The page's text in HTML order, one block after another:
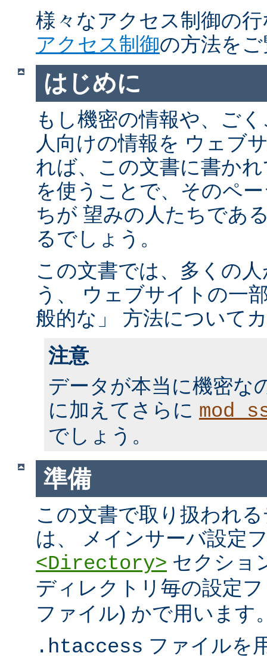
様々なアクセス制御の
アクセス制御の方法を
はじめに
もし機密の情報や、ご
人向けの情報を ウェブ
れば、この文書に書か
を使うことで、そのペ
ちが 望みの人たちであ
るでしょう。
この文書では、多くの
う、 ウェブサイトの一
般的な」 方法について
注意
データが本当に機密な
に加えてさらに
でしょう。
準備
この文書で取り扱われ
は、 メインサーバ設定
<Directory> セクショ
ディレクトリ毎の設定
ファイル) かで用います
.htaccess ファイルを